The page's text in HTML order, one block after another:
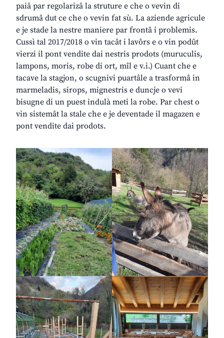
paiâ par regolarizâ la struture e che o vevin di
sdrumâ dut ce che o vevin fat sù. La aziende agricule
e je stade la nestre maniere par frontâ i problemis.
Cussì tal 2017/2018 o vin tacât i lavôrs e o vin podût
vierzi il pont vendite dai nestris prodots (muruculis,
lampons, moris, robe di ort, mîl e v.i.) Cuant che e
tacave la stagjon, o scugnivi puartâle a trasformâ in
marmeladis, sirops, mignestris e duncje o vevi
bisugne di un puest indulà meti la robe. Par chest o
vin sistemât la stale che e je deventade il magazen e
pont vendite dai prodots.